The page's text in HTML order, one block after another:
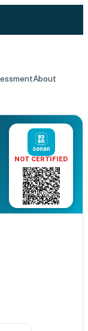
About
NOT CERTIFIED